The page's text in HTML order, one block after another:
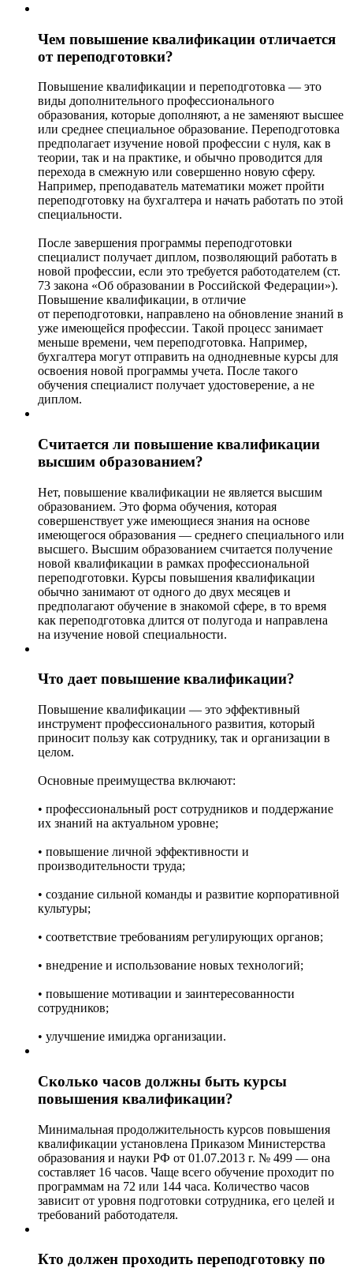
Чем повышение квалификации отличается
от переподготовки?
Повышение квалификации и переподготовка — это
виды дополнительного профессионального
образования, которые дополняют, а не заменяют высшее
или среднее специальное образование. Переподготовка
предполагает изучение новой профессии с нуля, как в
теории, так и на практике, и обычно проводится для
перехода в смежную или совершенно новую сферу.
Например, преподаватель математики может пройти
переподготовку на бухгалтера и начать работать по этой
специальности.
После завершения программы переподготовки
специалист получает диплом, позволяющий работать в
новой профессии, если это требуется работодателем (ст.
73 закона «Об образовании в Российской Федерации»).
Повышение квалификации, в отличие
от переподготовки, направлено на обновление знаний в
уже имеющейся профессии. Такой процесс занимает
меньше времени, чем переподготовка. Например,
бухгалтера могут отправить на однодневные курсы для
освоения новой программы учета. После такого
обучения специалист получает удостоверение, а не
диплом.
Считается ли повышение квалификации
высшим образованием?
Нет, повышение квалификации не является высшим
образованием. Это форма обучения, которая
совершенствует уже имеющиеся знания на основе
имеющегося образования — среднего специального или
высшего. Высшим образованием считается получение
новой квалификации в рамках профессиональной
переподготовки. Курсы повышения квалификации
обычно занимают от одного до двух месяцев и
предполагают обучение в знакомой сфере, в то время
как переподготовка длится от полугода и направлена
на изучение новой специальности.
Что дает повышение квалификации?
Повышение квалификации — это эффективный
инструмент профессионального развития, который
приносит пользу как сотруднику, так и организации в
целом.
Основные преимущества включают:
• профессиональный рост сотрудников и поддержание
их знаний на актуальном уровне;
• повышение личной эффективности и
производительности труда;
• создание сильной команды и развитие корпоративной
культуры;
• соответствие требованиям регулирующих органов;
• внедрение и использование новых технологий;
• повышение мотивации и заинтересованности
сотрудников;
• улучшение имиджа организации.
Сколько часов должны быть курсы
повышения квалификации?
Минимальная продолжительность курсов повышения
квалификации установлена Приказом Министерства
образования и науки РФ от 01.07.2013 г. № 499 — она
составляет 16 часов. Чаще всего обучение проходит по
программам на 72 или 144 часа. Количество часов
зависит от уровня подготовки сотрудника, его целей и
требований работодателя.
Кто должен проходить переподготовку по